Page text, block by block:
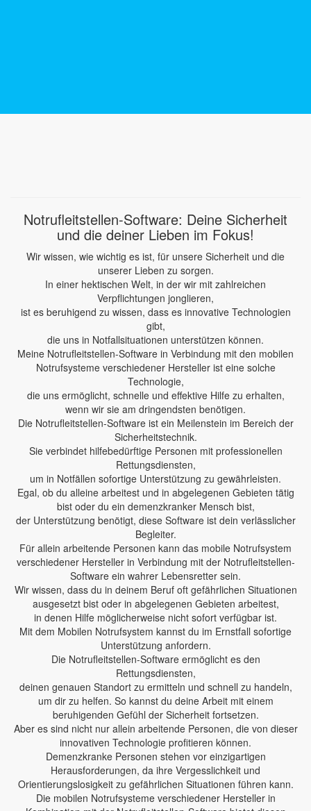
Notrufleitstellen-Software: Deine Sicherheit
und die deiner Lieben im Fokus!
Wir wissen, wie wichtig es ist, für unsere Sicherheit und die
unserer Lieben zu sorgen.
In einer hektischen Welt, in der wir mit zahlreichen
Verpflichtungen jonglieren,
ist es beruhigend zu wissen, dass es innovative Technologien
gibt,
die uns in Notfallsituationen unterstützen können.
Meine Notrufleitstellen-Software in Verbindung mit den mobilen
Notrufsysteme verschiedener Hersteller ist eine solche
Technologie,
die uns ermöglicht, schnelle und effektive Hilfe zu erhalten,
wenn wir sie am dringendsten benötigen.
Die Notrufleitstellen-Software ist ein Meilenstein im Bereich der
Sicherheitstechnik.
Sie verbindet hilfebedürftige Personen mit professionellen
Rettungsdiensten,
um in Notfällen sofortige Unterstützung zu gewährleisten.
Egal, ob du alleine arbeitest und in abgelegenen Gebieten tätig
bist oder du ein demenzkranker Mensch bist,
der Unterstützung benötigt, diese Software ist dein verlässlicher
Begleiter.
Für allein arbeitende Personen kann das mobile Notrufsystem
verschiedener Hersteller in Verbindung mit der Notrufleitstellen-
Software ein wahrer Lebensretter sein.
Wir wissen, dass du in deinem Beruf oft gefährlichen Situationen
ausgesetzt bist oder in abgelegenen Gebieten arbeitest,
in denen Hilfe möglicherweise nicht sofort verfügbar ist.
Mit dem Mobilen Notrufsystem kannst du im Ernstfall sofortige
Unterstützung anfordern.
Die Notrufleitstellen-Software ermöglicht es den
Rettungsdiensten,
deinen genauen Standort zu ermitteln und schnell zu handeln,
um dir zu helfen. So kannst du deine Arbeit mit einem
beruhigenden Gefühl der Sicherheit fortsetzen.
Aber es sind nicht nur allein arbeitende Personen, die von dieser
innovativen Technologie profitieren können.
Demenzkranke Personen stehen vor einzigartigen
Herausforderungen, da ihre Vergesslichkeit und
Orientierungslosigkeit zu gefährlichen Situationen führen kann.
Die mobilen Notrufsysteme verschiedener Hersteller in